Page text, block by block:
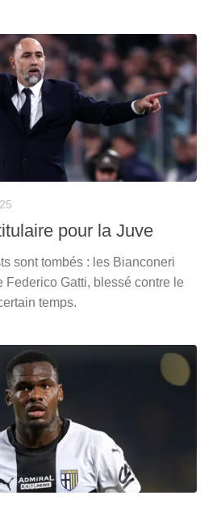
pour la Juve
sont tombés : les Bianconeri
Federico Gatti, blessé contre le
temps.